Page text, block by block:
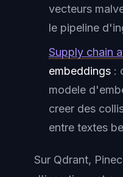
vecteurs
le pipeline
Supply chain
embeddings :
modele
creer des
entre textes
Sur Qdrant,